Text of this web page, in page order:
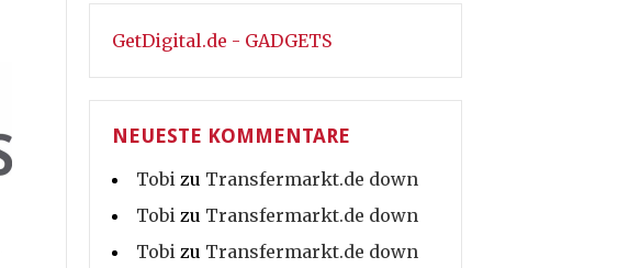
GetDigital.de - GADGETS
NEUESTE KOMMENTARE
Tobi zu Transfermarkt.de down
Tobi zu Transfermarkt.de down
Tobi zu Transfermarkt.de down